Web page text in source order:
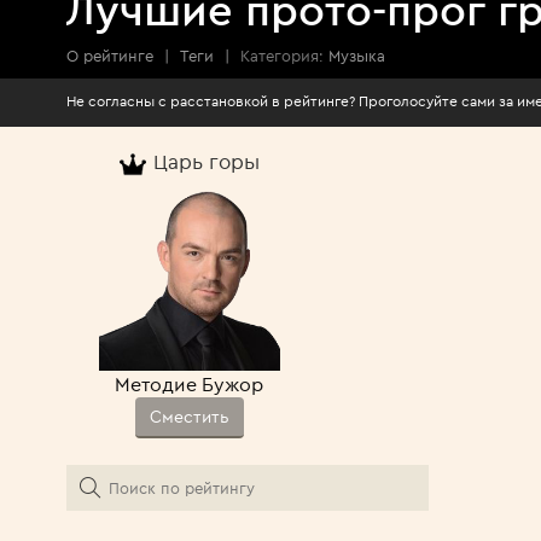
О рейтинге | Теги | Категория: Музыка
Не согласны с расстановкой в рейтинге?
Царь горы
Методие Бужор
Сместить